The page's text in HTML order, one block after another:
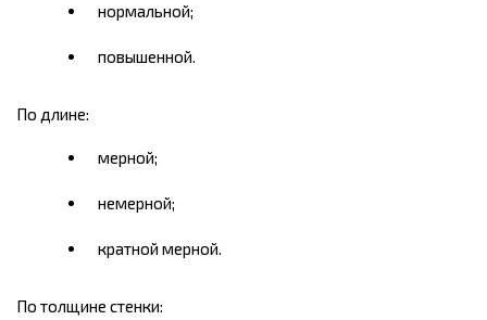
нормальной;
повышенной.
По длине:
мерной;
немерной;
кратной мерной.
По толщине стенки: